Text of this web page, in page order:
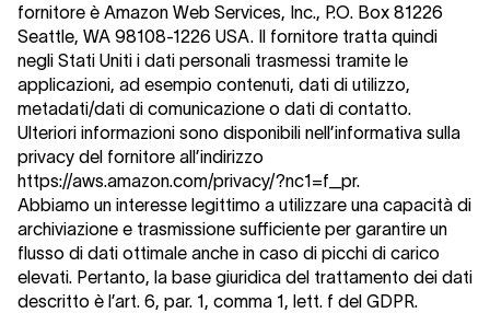
fornitore è Amazon Web Services, Inc., P.O. Box 81226
Seattle, WA 98108-1226 USA. Il fornitore tratta quindi
negli Stati Uniti i dati personali trasmessi tramite le
applicazioni, ad esempio contenuti, dati di utilizzo,
metadati/dati di comunicazione o dati di contatto.
Ulteriori informazioni sono disponibili nell’informativa sulla
privacy del fornitore all’indirizzo
https://aws.amazon.com/privacy/?nc1=f_pr.
Abbiamo un interesse legittimo a utilizzare una capacità di
archiviazione e trasmissione sufficiente per garantire un
flusso di dati ottimale anche in caso di picchi di carico
elevati. Pertanto, la base giuridica del trattamento dei dati
descritto è l’art. 6, par. 1, comma 1, lett. f del GDPR.